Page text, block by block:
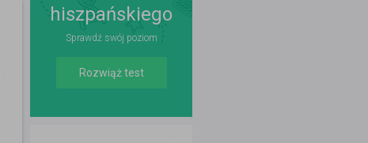
hiszpańskiego
Sprawdź swój poziom
Rozwiąż test